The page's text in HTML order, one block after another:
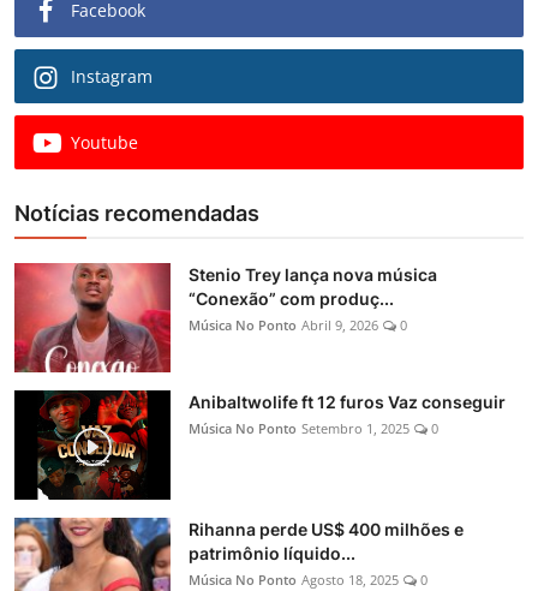
Facebook
Instagram
Youtube
Notícias recomendadas
Stenio Trey lança nova música
“Conexão” com produç...
Música No Ponto Abril 9, 2026 0
Anibaltwolife ft 12 furos Vaz conseguir
Música No Ponto Setembro 1, 2025 0
Rihanna perde US$ 400 milhões e
patrimônio líquido...
Música No Ponto Agosto 18, 2025 0